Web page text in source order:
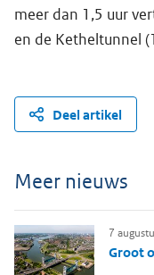
meer dan 1,5 uur
en de Ketheltunnel
Deel artikel
Meer nieuws
Groot
7